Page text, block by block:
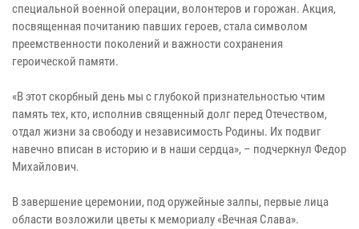
специальной военной операции, волонтеров и горожан. Акция,
посвященная почитанию павших героев, стала символом
преемственности поколений и важности сохранения
героической памяти.
«В этот скорбный день мы с глубокой признательностью чтим
память тех, кто, исполнив священный долг перед Отечеством,
отдал жизни за свободу и независимость Родины. Их подвиг
навечно вписан в историю и в наши сердца», – подчеркнул Федор
Михайлович.
В завершение церемонии, под оружейные залпы, первые лица
области возложили цветы к мемориалу «Вечная Слава».